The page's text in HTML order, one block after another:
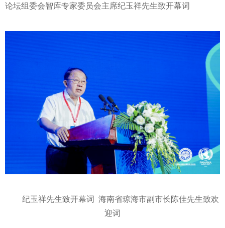
论坛组委会智库专家委员会主席纪玉祥先生致开幕词
纪玉祥先生致开幕词 海南省琼海市副市长陈佳先生致欢
迎词